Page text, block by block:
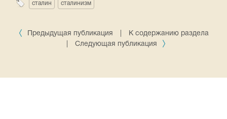
сталин сталинизм
Предыдущая публикация
К содержанию раздела
Следующая публикация